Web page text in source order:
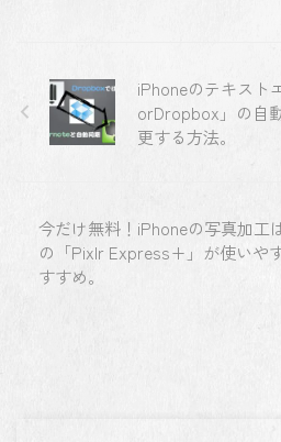
iPhoneのテキスト
orDropbox」の自
更する方法。
今だけ無料！iPhoneの写真加工
の「Pixlr Express+」が使いや
すすめ。